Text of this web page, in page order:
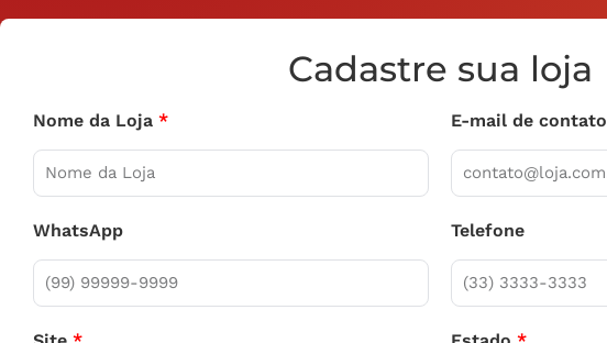
Cadastre sua loja
Nome da Loja E-mail de contato
WhatsApp Telefone